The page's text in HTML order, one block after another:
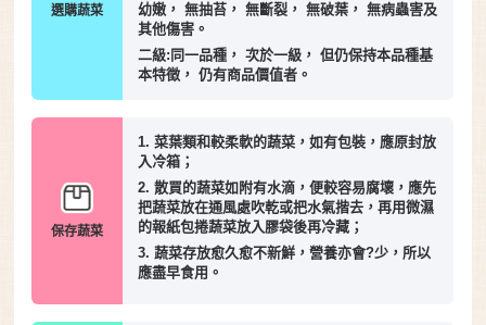
選購蔬菜
幼嫩， 無抽苔， 無斷裂， 無破葉， 無病蟲害及
其他傷害。
二級:同一品種， 次於一級， 但仍保持本品種基
本特徵， 仍有商品價值者。
保存蔬菜
1. 菜葉類和較柔軟的蔬菜，如有包裝，應原封放
入冷箱；
2. 散買的蔬菜如附有水滴，便較容易腐壞，應先
把蔬菜放在通風處吹乾或把水氣揩去，再用微濕
的報紙包捲蔬菜放入膠袋後再冷藏；
3. 蔬菜存放愈久愈不新鮮，營養亦會?少，所以
應盡早食用。